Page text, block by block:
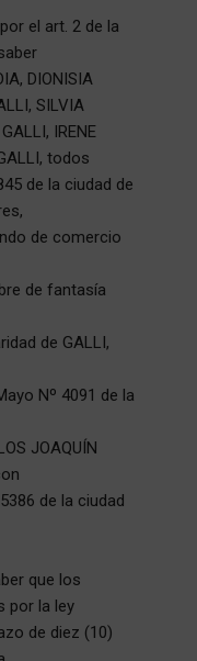
el art. 2 de la
DIONISIA
SILVIA
IRENE
todos
de la ciudad de
de comercio
de fantasía
de GALLI,
Nº 4091 de la
JOAQUÍN
de la ciudad
que los
por la ley
de diez (10)